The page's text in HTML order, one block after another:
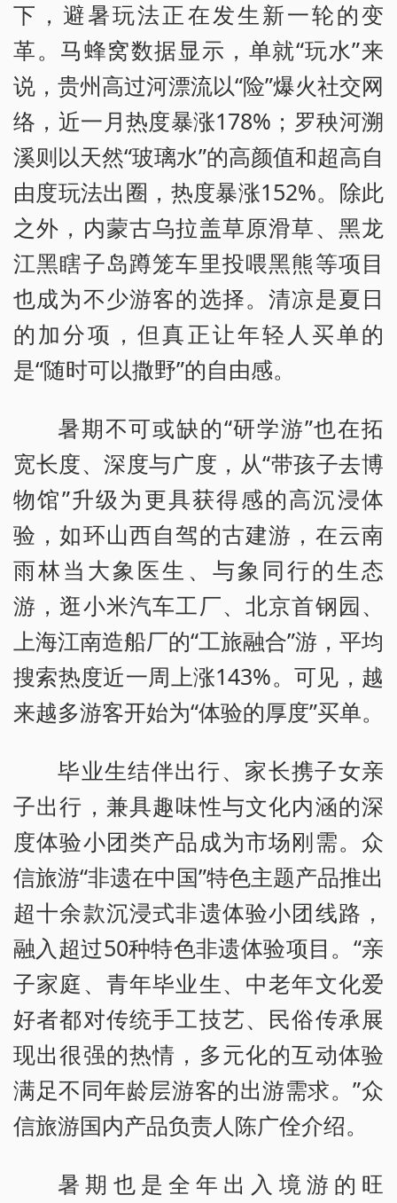
下，避暑玩法正在发生新一轮的变
革。马蜂窝数据显示，单就“玩水”来
说，贵州高过河漂流以“险”爆火社交网
络，近一月热度暴涨178%；罗秧河溯
溪则以天然“玻璃水”的高颜值和超高自
由度玩法出圈，热度暴涨152%。除此
之外，内蒙古乌拉盖草原滑草、黑龙
江黑瞎子岛蹲笼车里投喂黑熊等项目
也成为不少游客的选择。清凉是夏日
的加分项，但真正让年轻人买单的
是“随时可以撒野”的自由感。
暑期不可或缺的“研学游”也在拓
宽长度、深度与广度，从“带孩子去博
物馆”升级为更具获得感的高沉浸体
验，如环山西自驾的古建游，在云南
雨林当大象医生、与象同行的生态
游，逛小米汽车工厂、北京首钢园、
上海江南造船厂的“工旅融合”游，平均
搜索热度近一周上涨143%。可见，越
来越多游客开始为“体验的厚度”买单。
毕业生结伴出行、家长携子女亲
子出行，兼具趣味性与文化内涵的深
度体验小团类产品成为市场刚需。众
信旅游“非遗在中国”特色主题产品推出
超十余款沉浸式非遗体验小团线路，
融入超过50种特色非遗体验项目。“亲
子家庭、青年毕业生、中老年文化爱
好者都对传统手工技艺、民俗传承展
现出很强的热情，多元化的互动体验
满足不同年龄层游客的出游需求。”众
信旅游国内产品负责人陈广佺介绍。
暑期也是全年出入境游的旺